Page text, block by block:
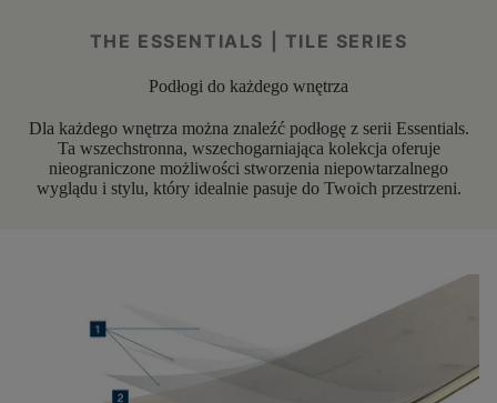
THE ESSENTIALS | TILE SERIES
Podłogi do każdego wnętrza
Dla każdego wnętrza można znaleźć podłogę z serii Essentials.
Ta wszechstronna, wszechogarniająca kolekcja oferuje
nieograniczone możliwości stworzenia niepowtarzalnego
wyglądu i stylu, który idealnie pasuje do Twoich przestrzeni.